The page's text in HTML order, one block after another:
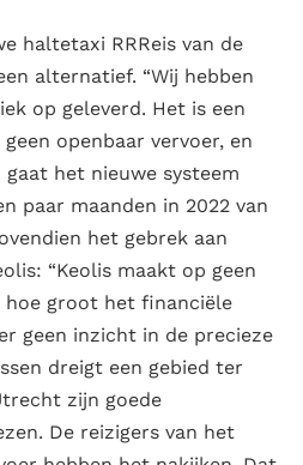
haltetaxi RRReis van de
alternatief. “Wij hebben
op geleverd. Het is een
openbaar vervoer, en
het nieuwe systeem
paar maanden in 2022 van
het gebrek aan
“Keolis maakt op geen
hoe groot het financiële
geen inzicht in de precieze
dreigt een gebied ter
zijn goede
De reizigers van het